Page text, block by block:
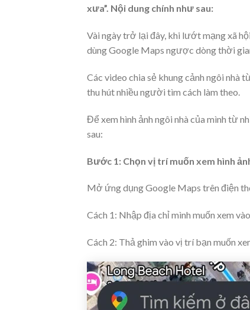
xưa”. Nội dung chính như sau:
Vài ngày trở lại đây, khi lướt mạng xã
dùng Google Maps ngược dòng thời
Các video chia sẻ khung cảnh ngôi nhà
thu hút nhiều người tìm cách làm theo.
Để xem hình ảnh ngôi nhà của mình từ
sau:
Bước 1: Chọn vị trí muốn xem hình
Mở ứng dụng Google Maps trên điện
Cách 1: Nhập địa chỉ mình muốn xem
Cách 2: Thả ghim vào vị trí bạn muốn